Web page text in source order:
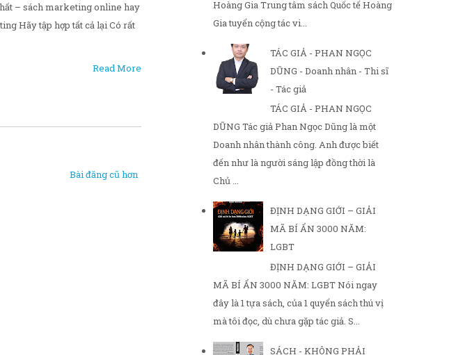
– sách marketing online hay
Hãy tập hợp tất cả lại Có rất
Read More
Bài đăng cũ hơn
Hoàng Gia Trung tâm sách Quốc tế Hoàng
Gia tuyển cộng tác vi...
TÁC GIẢ - PHAN NGỌC
DŨNG - Doanh nhân - Thi sĩ
- Tác giả
TÁC GIẢ - PHAN NGỌC
DŨNG Tác giả Phan Ngọc Dũng là một
Doanh nhân thành công. Anh được biết
đến như là người sáng lập đồng thời là
Chủ ...
ĐỊNH DẠNG GIỚI – GIẢI
MÃ BÍ ẨN 3000 NĂM:
LGBT
ĐỊNH DẠNG GIỚI – GIẢI
MÃ BÍ ẨN 3000 NĂM: LGBT Nói ngay
đây là 1 tựa sách, của 1 quyển sách thú vị
mà tôi đọc, dù chưa gặp tác giả. S...
SÁCH - KHÔNG PHẢI